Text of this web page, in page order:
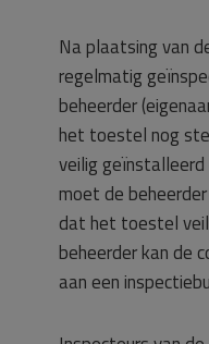
Na plaatsing van
regelmatig
beheerder
het toestel nog
veilig geïnstalleerd
moet de
dat het toestel
beheerder kan de
aan een